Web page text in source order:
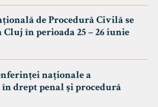
de Procedură Civilă se
Cluj în perioada 25 – 26 iunie
naționale a
drept penal și procedură